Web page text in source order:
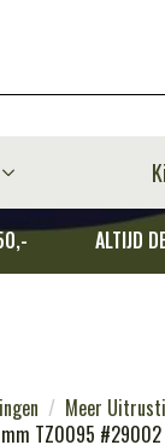
ALTIJD
Meer
mm TZ0095 #29002